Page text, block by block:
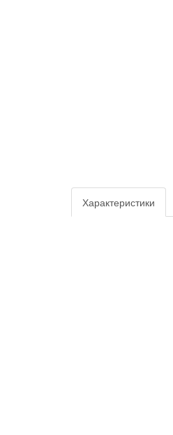
Характеристики